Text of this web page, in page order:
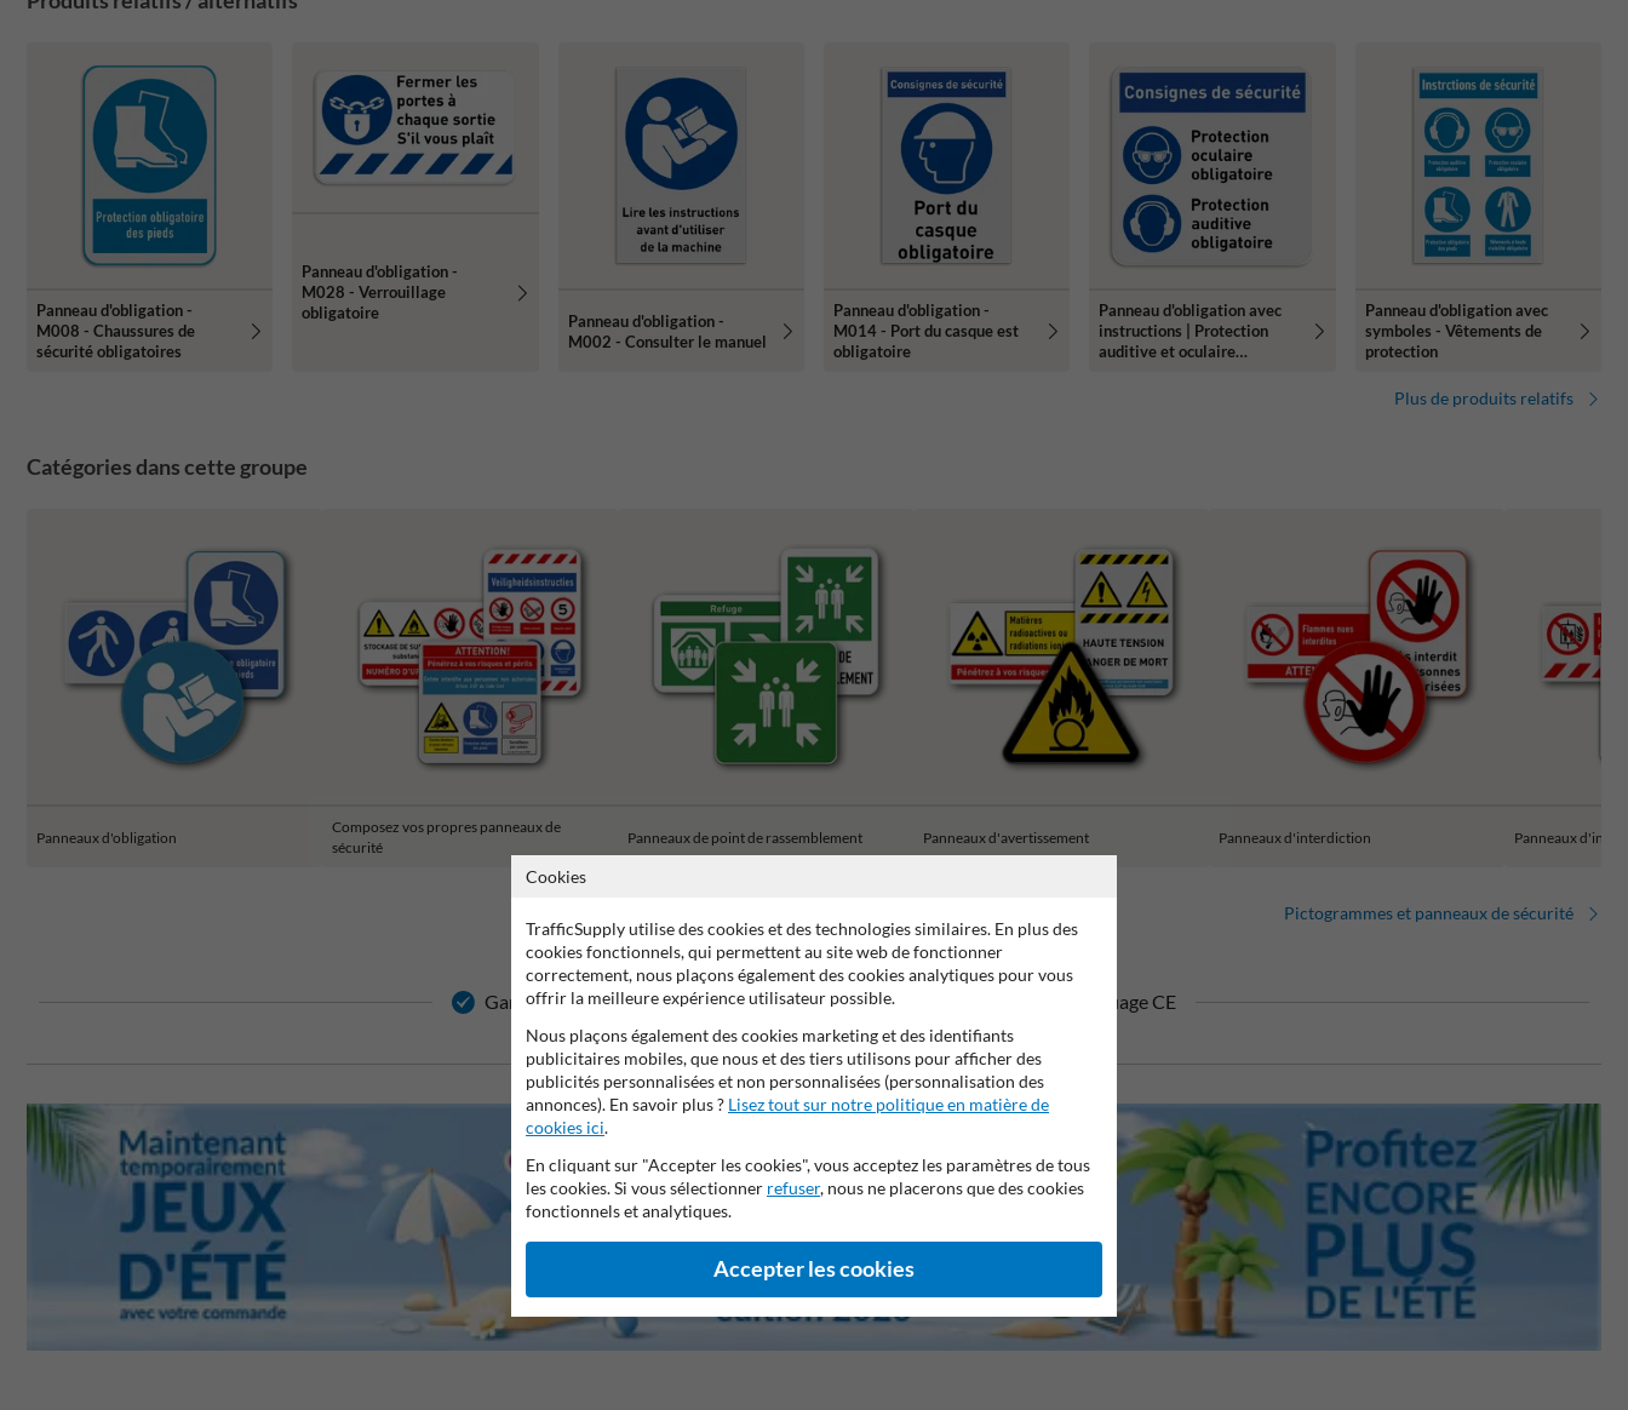
Panneau d'obligation -
M008 - Chaussures de
sécurité obligatoires
Panneau d'obligation -
M028 - Verrouillage
obligatoire
Panneau d'obligation -
M002 - Consulter le manuel
Panneau d'obligation -
M014 - Port du casque est
obligatoire
Panneau d'obligation avec
instructions | Protection
auditive et oculaire
Panneau d'obligation avec
symboles - Vêtements de
protection
Plus de produits relatifs
Catégories dans cette groupe
Panneaux d'obligation
Composez vos propres panneaux de
sécurité
Panneaux de point de rassemblement Panneaux d'avertissement Panneaux d'interdiction Panneaux
Pictogrammes et panneaux de sécurité
Garantie de 15 ans sur le film réfléchissant Stratifé anti-graffiti Marquage CE
Cookies
TrafficSupply utilise des cookies et des technologies similaires. En plus des
cookies fonctionnels, qui permettent au site web de fonctionner
correctement, nous plaçons également des cookies analytiques pour vous
offrir la meilleure expérience utilisateur possible.
Nous plaçons également des cookies marketing et des identifiants
publicitaires mobiles, que nous et des tiers utilisons pour afficher des
publicités personnalisées et non personnalisées (personnalisation des
annonces). En savoir plus ? Lisez tout sur notre politique en matière de
cookies ici.
En cliquant sur "Accepter les cookies", vous acceptez les paramètres de tous
les cookies. Si vous sélectionner refuser, nous ne placerons que des cookies
fonctionnels et analytiques.
Accepter les cookies